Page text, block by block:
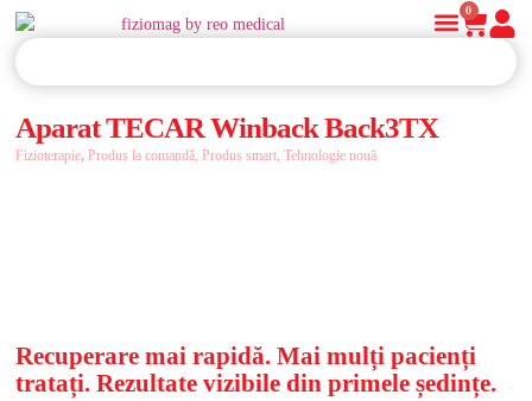
0
Aparat TECAR Winback Back3TX
Fizioterapie,Produs la comandă,Produs smart,Tehnologie nouă
Recuperare mai rapidă. Mai mulți pacienți
tratați. Rezultate vizibile din primele ședințe.